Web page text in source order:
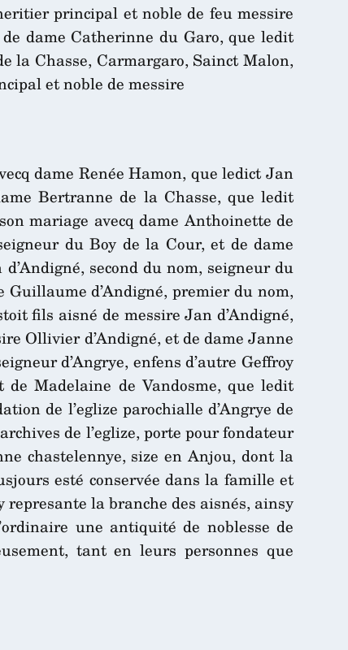
principal et noble de feu messire
dame Catherinne du Garo, que ledit
la Chasse, Carmargaro, Sainct Malon,
et noble de messire
dame Renée Hamon, que ledict Jan
Bertranne de la Chasse, que ledit
mariage avecq dame Anthoinette de
du Boy de la Cour, et de dame
second du nom, seigneur du
d’Andigné, premier du nom,
fils aisné de messire Jan d’Andigné,
Ollivier d’Andigné, et de dame Janne
d’Angrye, enfens d’autre Geffroy
Madelaine de Vandosme, que ledit
de l’eglize parochialle d’Angrye de
de l’eglize, porte pour fondateur
chastelennye, size en Anjou, dont la
esté conservée dans la famille et
represante la branche des aisnés, ainsy
une antiquité de noblesse de
tant en leurs personnes que